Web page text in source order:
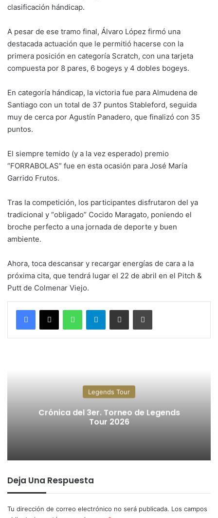
clasificación hándicap.
A pesar de ese tramo final, Álvaro López firmó una
destacada actuación que le permitió hacerse con la
primera posición en categoría Scratch, con una tarjeta
compuesta por 8 pares, 6 bogeys y 4 dobles bogeys.
En categoría hándicap, la victoria fue para Almudena de
Santiago con un total de 37 puntos Stableford, seguida
muy de cerca por Agustín Panadero, que finalizó con 35
puntos.
El siempre temido (y a la vez esperado) premio
“FORRABOLAS” fue en esta ocasión para José María
Garrido Frutos.
Tras la competición, los participantes disfrutaron del ya
tradicional y “obligado” Cocido Maragato, poniendo el
broche perfecto a una jornada de deporte y buen
ambiente.
Ahora, toca descansar y recargar energías de cara a la
próxima cita, que tendrá lugar el 22 de abril en el Pitch &
Putt de Colmenar Viejo.
WhatsAppTelegramCompartir por correo electrónicoImprimir
Legends Tour
Crónica del 3er. Torneo de Legends
Tour 2026
Deja Una Respuesta
Tu dirección de correo electrónico no será publicada. Los campos